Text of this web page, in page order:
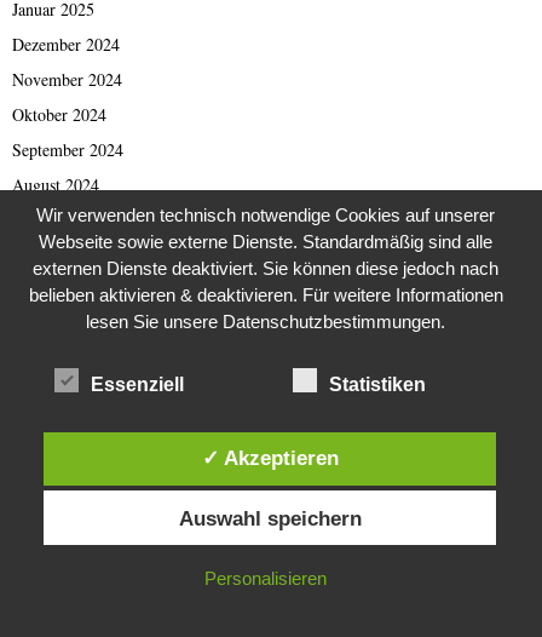
Januar 2025
Dezember 2024
November 2024
Oktober 2024
September 2024
August 2024
Juli 2024
Juni 2024
Mai 2024
Februar 2024
Januar 2024
Diese Website verwendet Cookies. Durch die weitere Nutzung dieser
Website stimmst du der Verwendung von Cookies zu.
IN ORDNUNG
Wir verwenden technisch notwendige Cookies auf unserer
Webseite sowie externe Dienste. Standardmäßig sind alle
externen Dienste deaktiviert. Sie können diese jedoch nach
belieben aktivieren & deaktivieren. Für weitere Informationen
lesen Sie unsere Datenschutzbestimmungen.
Essenziell Statistiken
✓ Akzeptieren
Auswahl speichern
Personalisieren